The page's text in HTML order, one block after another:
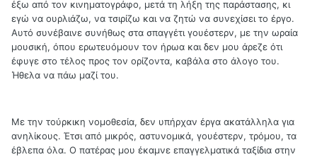
έξω από τον κινηματογράφο, μετά τη λήξη της παράστασης, κι
εγώ να ουρλιάζω, να τσιρίζω και να ζητώ να συνεχίσει το έργο.
Αυτό συνέβαινε συνήθως στα σπαγγέτι γουέστερν, με την ωραία
μουσική, όπου ερωτευόμουν τον ήρωα και δεν μου άρεζε ότι
έφυγε στο τέλος προς τον ορίζοντα, καβάλα στο άλογο του.
Ήθελα να πάω μαζί του.
Με την τούρκικη νομοθεσία, δεν υπήρχαν έργα ακατάλληλα για
ανηλίκους. Έτσι από μικρός, αστυνομικά, γουέστερν, τρόμου, τα
έβλεπα όλα. Ο πατέρας μου έκαμνε επαγγελματικά ταξίδια στην